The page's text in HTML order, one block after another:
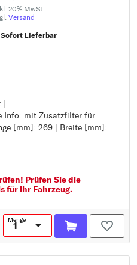
20% MwSt.
Versand
Sofort Lieferbar
|
Info: mit Zusatzfilter für
[mm]: 269 | Breite [mm]:
Info: mit Zusatzfilter für
Prüfen Sie die
für Ihr Fahrzeug.
Menge